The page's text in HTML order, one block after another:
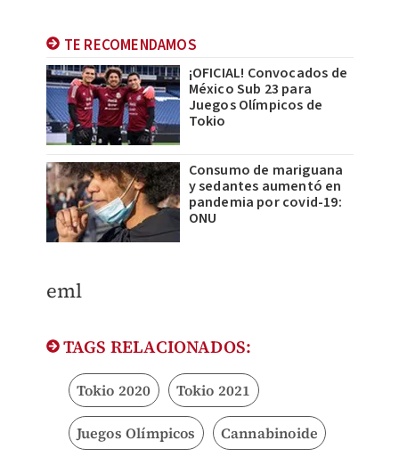
TE RECOMENDAMOS
¡OFICIAL! Convocados de
México Sub 23 para
Juegos Olímpicos de
Tokio
Consumo de mariguana
y sedantes aumentó en
pandemia por covid-19:
ONU
eml
TAGS RELACIONADOS:
Tokio 2020 Tokio 2021
Juegos Olímpicos Cannabinoide